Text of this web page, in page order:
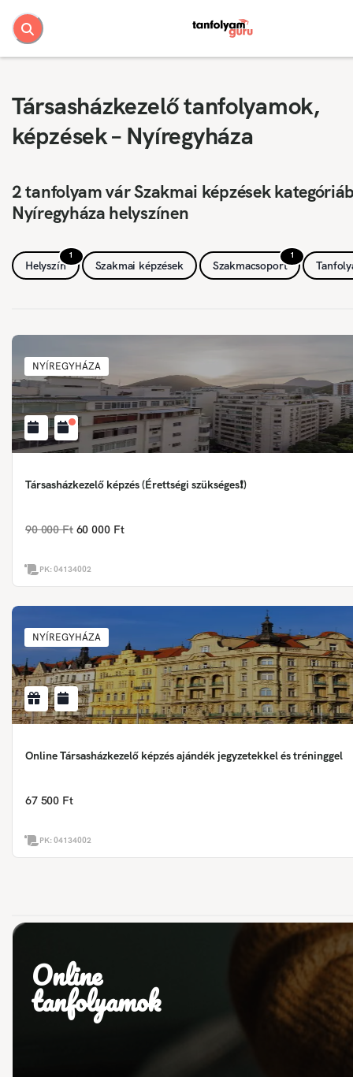
Társasházkezelő tanfolyamok,
képzések – Nyíregyháza
2 tanfolyam vár Szakmai képzések
Nyíregyháza helyszínen
1
Helyszín Szakmai képzések
1
Szakmacsoport
NYÍREGYHÁZA
Társasházkezelő képzés (Érettségi szükséges❗)
90 000 Ft 60 000 Ft
PK:04134002
NYÍREGYHÁZA
Online Társasházkezelő képzés ajándék jegyzetekkel és tréninggel
67 500 Ft
PK:04134002
Online
tanfolyamok